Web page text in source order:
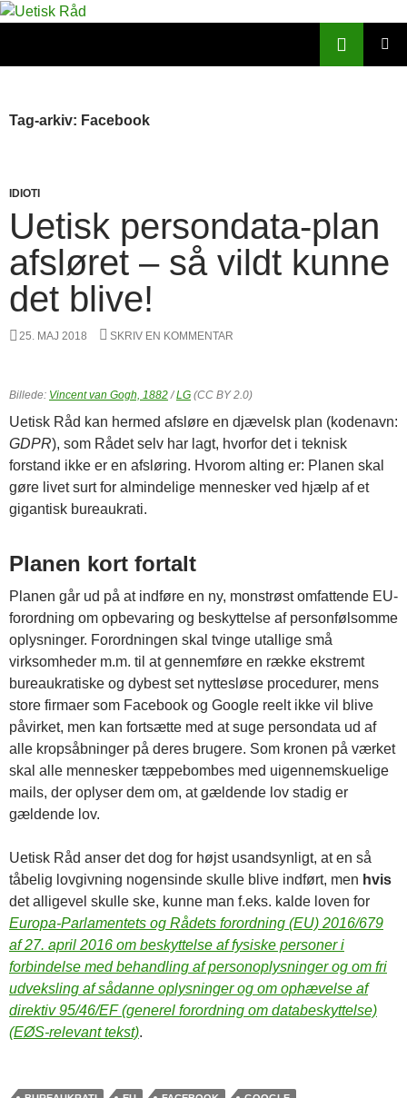
Hop
Tag-arkiv: Facebook
IDIOTI
Uetisk persondata-plan
afsløret – så vildt kunne
det blive!
25. MAJ 2018 SKRIV EN KOMMENTAR
Billede: Vincent van Gogh, 1882 /LG (CC BY 2.0)
Uetisk Råd kan hermed afsløre en djævelsk plan (kodenavn:
GDPR), som Rådet selv har lagt, hvorfor det i teknisk
forstand ikke er en afsløring. Hvorom alting er: Planen skal
gøre livet surt for almindelige mennesker ved hjælp af et
gigantisk bureaukrati.
Planen kort fortalt
Planen går ud på at indføre en ny, monstrøst omfattende EU-
forordning om opbevaring og beskyttelse af personfølsomme
oplysninger. Forordningen skal tvinge utallige små
virksomheder m.m. til at gennemføre en række ekstremt
bureaukratiske og dybest set nyttesløse procedurer, mens
store firmaer som Facebook og Google reelt ikke vil blive
påvirket, men kan fortsætte med at suge persondata ud af
alle kropsåbninger på deres brugere. Som kronen på værket
skal alle mennesker tæppebombes med uigennemskuelige
mails, der oplyser dem om, at gældende lov stadig er
gældende lov.
Uetisk Råd anser det dog for højst usandsynligt, at en så
tåbelig lovgivning nogensinde skulle blive indført, men hvis
det alligevel skulle ske, kunne man f.eks. kalde loven for
Europa-Parlamentets og Rådets forordning (EU) 2016/679
af 27. april 2016 om beskyttelse af fysiske personer i
forbindelse med behandling af personoplysninger og om fri
udveksling af sådanne oplysninger og om ophævelse af
direktiv 95/46/EF (generel forordning om databeskyttelse)
(EØS-relevant tekst).